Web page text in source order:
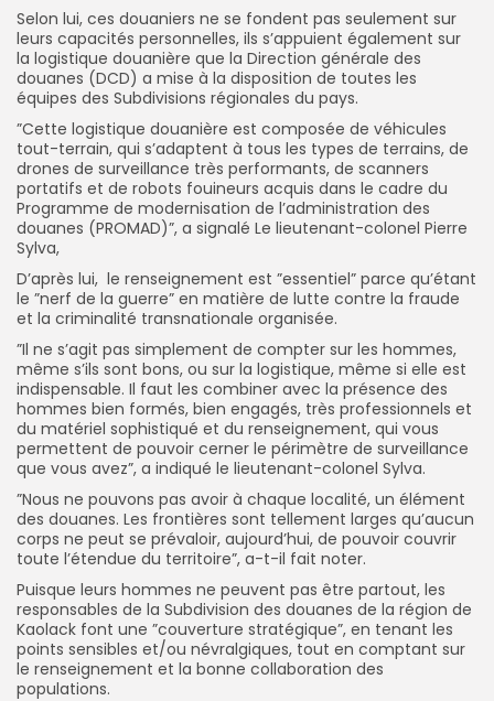
Selon lui, ces douaniers ne se fondent pas seulement sur
leurs capacités personnelles, ils s’appuient également sur
la logistique douanière que la Direction générale des
douanes (DCD) a mise à la disposition de toutes les
équipes des Subdivisions régionales du pays.
”Cette logistique douanière est composée de véhicules
tout-terrain, qui s’adaptent à tous les types de terrains, de
drones de surveillance très performants, de scanners
portatifs et de robots fouineurs acquis dans le cadre du
Programme de modernisation de l’administration des
douanes (PROMAD)”, a signalé Le lieutenant-colonel Pierre
Sylva,
D’après lui, le renseignement est ”essentiel” parce qu’étant
le ”nerf de la guerre” en matière de lutte contre la fraude
et la criminalité transnationale organisée.
”Il ne s’agit pas simplement de compter sur les hommes,
même s’ils sont bons, ou sur la logistique, même si elle est
indispensable. Il faut les combiner avec la présence des
hommes bien formés, bien engagés, très professionnels et
du matériel sophistiqué et du renseignement, qui vous
permettent de pouvoir cerner le périmètre de surveillance
que vous avez”, a indiqué le lieutenant-colonel Sylva.
”Nous ne pouvons pas avoir à chaque localité, un élément
des douanes. Les frontières sont tellement larges qu’aucun
corps ne peut se prévaloir, aujourd’hui, de pouvoir couvrir
toute l’étendue du territoire”, a-t-il fait noter.
Puisque leurs hommes ne peuvent pas être partout, les
responsables de la Subdivision des douanes de la région de
Kaolack font une ”couverture stratégique”, en tenant les
points sensibles et/ou névralgiques, tout en comptant sur
le renseignement et la bonne collaboration des
populations.